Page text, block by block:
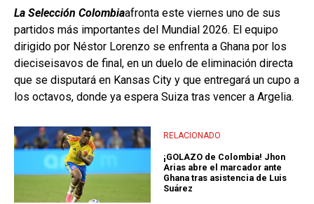
La Selección Colombiaafronta este viernes uno de sus
partidos más importantes del Mundial 2026. El equipo
dirigido por Néstor Lorenzo se enfrenta a Ghana por los
dieciseisavos de final, en un duelo de eliminación directa
que se disputará en Kansas City y que entregará un cupo a
los octavos, donde ya espera Suiza tras vencer a Argelia.
RELACIONADO
¡GOLAZO de Colombia! Jhon
Arias abre el marcador ante
Ghana tras asistencia de Luis
Suárez